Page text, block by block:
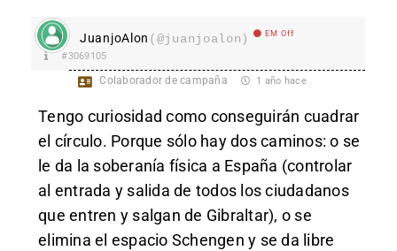
JuanjoAlon (@juanjoalon) EM Off
#3069105
Colaborador de campaña 1 año hace
Tengo curiosidad como conseguirán cuadrar
el círculo. Porque sólo hay dos caminos: o se
le da la soberanía física a España (controlar
al entrada y salida de todos los ciudadanos
que entren y salgan de Gibraltar), o se
elimina el espacio Schengen y se da libre